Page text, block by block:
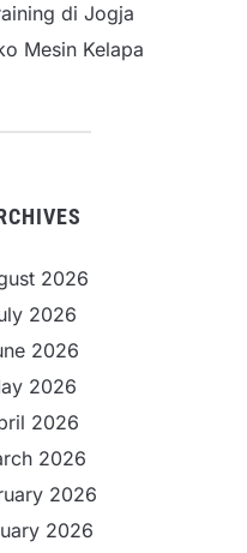
di Jogja
Mesin Kelapa
2026
2026
2026
2026
2026
2026
2026
2026